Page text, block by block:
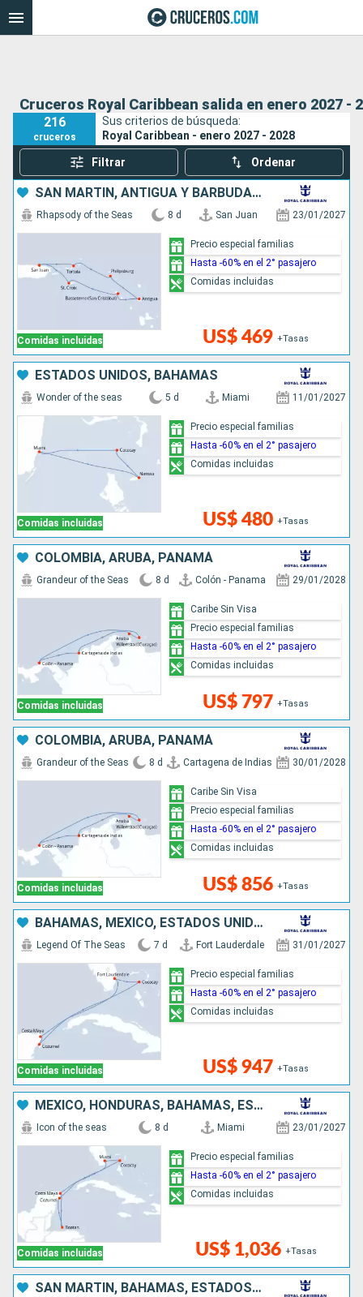
Cruceros Royal Caribbean salida en enero 2027 -
216
cruceros
Sus criterios de búsqueda:
Royal Caribbean - enero 2027 - 2028
Filtrar Ordenar
SAN MARTÍN, ANTIGUA Y BARBUDA, PUERTO RICO
Comidas incluidas
Rhapsody of the Seas 8 d San Juan 23/01/2027
US$ 469 +Tasas
Precio especial familias
Hasta -60% en el 2° pasajero
Comidas incluidas
ESTADOS UNIDOS, BAHAMAS
Comidas incluidas
Wonder of the seas 5 d Miami 11/01/2027
US$ 480 +Tasas
Precio especial familias
Hasta -60% en el 2° pasajero
Comidas incluidas
COLOMBIA, ARUBA, PANAMÁ
Comidas incluidas
Grandeur of the Seas 8 d Colón - Panama 29/01/2028
US$ 797 +Tasas
Caribe Sin Visa
Precio especial familias
Hasta -60% en el 2° pasajero
Comidas incluidas
COLOMBIA, ARUBA, PANAMÁ
Comidas incluidas
Grandeur of the Seas 8 d Cartagena de Indias 30/01/2028
US$ 856 +Tasas
Caribe Sin Visa
Precio especial familias
Hasta -60% en el 2° pasajero
Comidas incluidas
BAHAMAS, MÉXICO, ESTADOS UNIDOS
Comidas incluidas
Legend Of The Seas 7 d Fort Lauderdale 31/01/2027
US$ 947 +Tasas
Precio especial familias
Hasta -60% en el 2° pasajero
Comidas incluidas
MÉXICO, HONDURAS, BAHAMAS, ESTADOS UNIDOS
Comidas incluidas
Icon of the seas 8 d Miami 23/01/2027
US$ 1,036 +Tasas
Precio especial familias
Hasta -60% en el 2° pasajero
Comidas incluidas
SAN MARTÍN, BAHAMAS, ESTADOS UNIDOS